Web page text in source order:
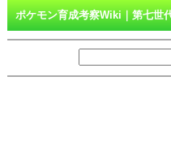
ポケモン育成考察Wiki｜第七世